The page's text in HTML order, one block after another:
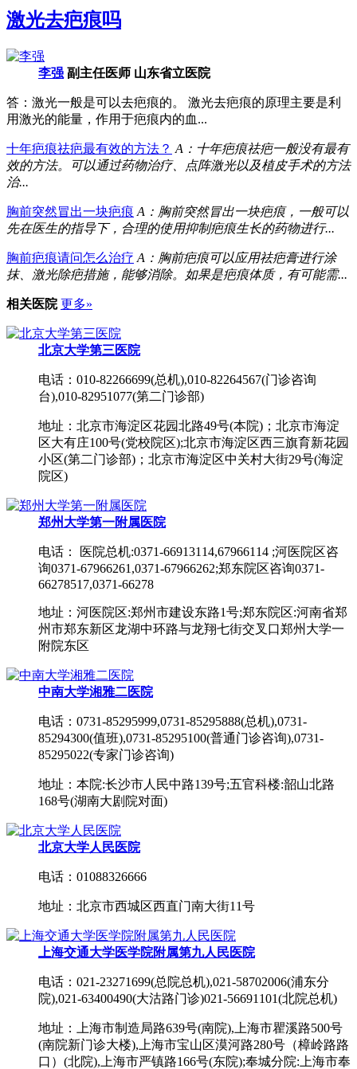
激光去疤痕吗
李强 副主任医师 山东省立医院
答：激光一般是可以去疤痕的。 激光去疤痕的原理主要是利
用激光的能量，作用于疤痕内的血...
十年疤痕祛疤最有效的方法？ A：十年疤痕祛疤一般没有最有
效的方法。可以通过药物治疗、点阵激光以及植皮手术的方法
治...
胸前突然冒出一块疤痕 A：胸前突然冒出一块疤痕，一般可以
先在医生的指导下，合理的使用抑制疤痕生长的药物进行...
胸前疤痕请问怎么治疗 A：胸前疤痕可以应用祛疤膏进行涂
抹、激光除疤措施，能够消除。如果是疤痕体质，有可能需...
相关医院 更多»
北京大学第三医院
电话：010-82266699(总机),010-82264567(门诊咨询
台),010-82951077(第二门诊部)
地址：北京市海淀区花园北路49号(本院)；北京市海淀
区大有庄100号(党校院区);北京市海淀区西三旗育新花园
小区(第二门诊部)；北京市海淀区中关村大街29号(海淀
院区)
郑州大学第一附属医院
电话： 医院总机:0371-66913114,67966114 ;河医院区咨
询0371-67966261,0371-67966262;郑东院区咨询0371-
66278517,0371-66278
地址：河医院区:郑州市建设东路1号;郑东院区:河南省郑
州市郑东新区龙湖中环路与龙翔七街交叉口郑州大学一
附院东区
中南大学湘雅二医院
电话：0731-85295999,0731-85295888(总机),0731-
85294300(值班),0731-85295100(普通门诊咨询),0731-
85295022(专家门诊咨询)
地址：本院:长沙市人民中路139号;五官科楼:韶山北路
168号(湖南大剧院对面)
北京大学人民医院
电话：01088326666
地址：北京市西城区西直门南大街11号
上海交通大学医学院附属第九人民医院
电话：021-23271699(总院总机),021-58702006(浦东分
院),021-63400490(大沽路门诊)021-56691101(北院总机)
地址：上海市制造局路639号(南院),上海市瞿溪路500号
(南院新门诊大楼),上海市宝山区漠河路280号（樟岭路路
口）(北院),上海市严镇路166号(东院);奉城分院:上海市奉